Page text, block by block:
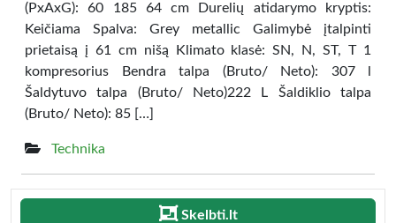
(PxAxG): 60 185 64 cm Durelių atidarymo kryptis:
Keičiama Spalva: Grey metallic Galimybė įtalpinti
prietaisą į 61 cm nišą Klimato klasė: SN, N, ST, T 1
kompresorius Bendra talpa (Bruto/ Neto): 307 l
Šaldytuvo talpa (Bruto/ Neto)222 L Šaldiklio talpa
(Bruto/ Neto): 85 […]
Technika
Skelbti.lt